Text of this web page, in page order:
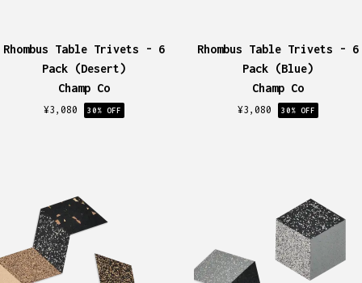
Rhombus Table Trivets - 6
Pack (Desert)
Champ Co
¥3,080 30% OFF
Rhombus Table Trivets - 6
Pack (Blue)
Champ Co
¥3,080 30% OFF